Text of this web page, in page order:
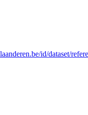
id/dataset/